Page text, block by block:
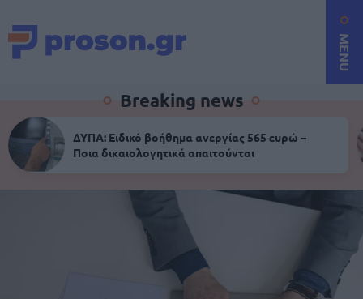
MENU
Breaking news
ΔΥΠΑ: Ειδικό βοήθημα ανεργίας 565 ευρώ –
Ποια δικαιολογητικά απαιτούνται